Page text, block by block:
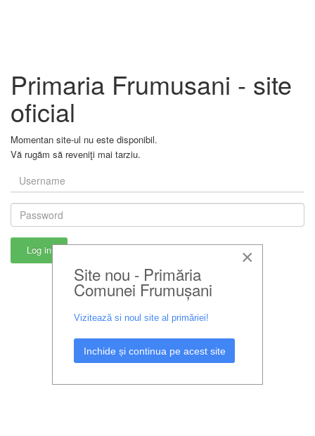
Primaria Frumusani - site
oficial
Momentan site-ul nu este disponibil.
Vă rugăm să reveniţi mai tarziu.
×
Site nou - Primăria
Comunei Frumușani
Vizitează si noul site al primăriei!
Inchide și continua pe acest site